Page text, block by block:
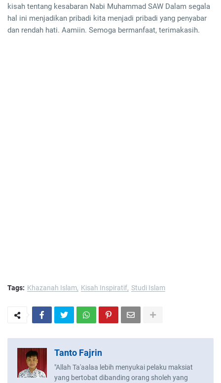
kisah tentang kesabaran Nabi Muhammad SAW Dalam segala
hal ini menjadikan pribadi kita menjadi pribadi yang penyabar
dan rendah hati. Aamiin. Semoga bermanfaat, terimakasih.
Tags: Khazanah Islam Kisah Inspiratif Studi Islam
Tanto Fajrin
"Allah Ta'aalaa lebih menyukai pelaku maksiat
yang bertobat dibanding orang sholeh yang